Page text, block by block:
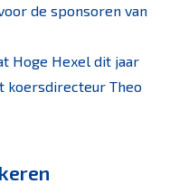
de sponsoren van
Hoge Hexel dit jaar
koersdirecteur Theo